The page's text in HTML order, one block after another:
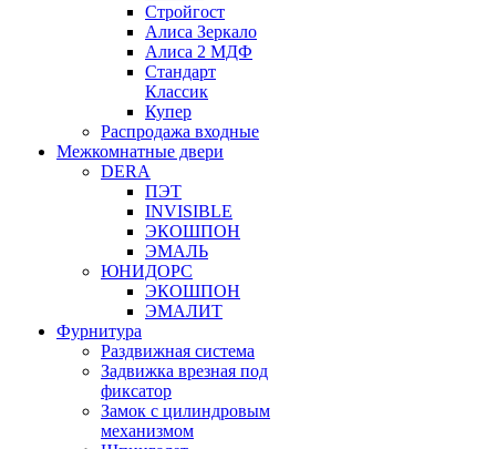
Стройгост
Алиса Зеркало
Алиса 2 МДФ
Стандарт
Классик
Купер
Распродажа входные
Межкомнатные двери
DERA
ПЭТ
INVISIBLE
ЭКОШПОН
ЭМАЛЬ
ЮНИДОРС
ЭКОШПОН
ЭМАЛИТ
Фурнитура
Раздвижная система
Задвижка врезная под
фиксатор
Замок с цилиндровым
механизмом